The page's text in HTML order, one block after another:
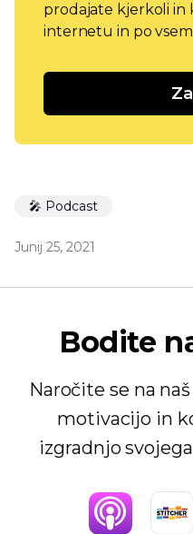
prodajate kjerkoli in
internetu in po
🎤 Podcast
Junij 25, 2021
Bodite
Naročite se na
motivacijo in
izgradnjo